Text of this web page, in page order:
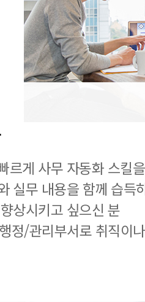
르게 사무 자동화 스킬
실무 내용을 함께 습득
상시키고 싶으신 분
정/관리부서로 취직이